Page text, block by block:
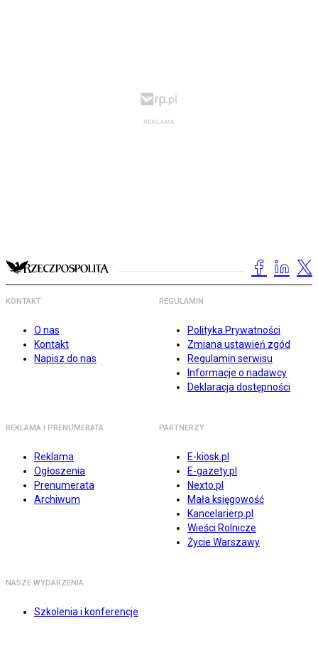
KONTAKT
O nas
Kontakt
Napisz do nas
REGULAMIN
Polityka Prywatności
Zmiana ustawień zgód
Regulamin serwisu
Informacje o nadawcy
Deklaracja dostępności
REKLAMA I PRENUMERATA
Reklama
Ogłoszenia
Prenumerata
Archiwum
PARTNERZY
E-kiosk.pl
E-gazety.pl
Nexto.pl
Mała księgowość
Kancelarierp.pl
Wieści Rolnicze
Życie Warszawy
NASZE WYDARZENIA
Szkolenia i konferencje